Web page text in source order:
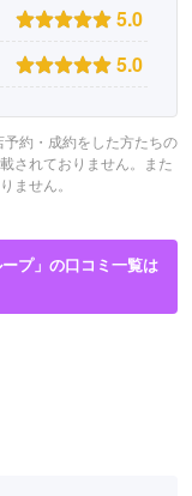
5.0
5.0
約・成約をした方たちの
されておりません。また
ません。
プ」の口コミ一覧は